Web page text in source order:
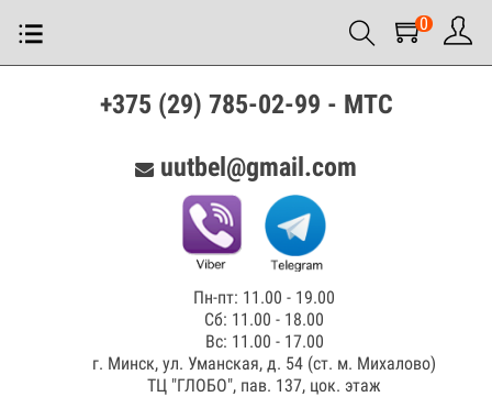
0
+375 (29) 785-02-99 - МТС
uutbel@gmail.com
Пн-пт: 11.00 - 19.00
Сб: 11.00 - 18.00
Вс: 11.00 - 17.00
г. Минск, ул. Уманская, д. 54 (ст. м. Михалово)
ТЦ "ГЛОБО", пав. 137, цок. этаж